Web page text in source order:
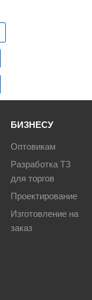
БИЗНЕСУ
Оптовикам
Разработка ТЗ
для торгов
Проектирование
Изготовление на
заказ